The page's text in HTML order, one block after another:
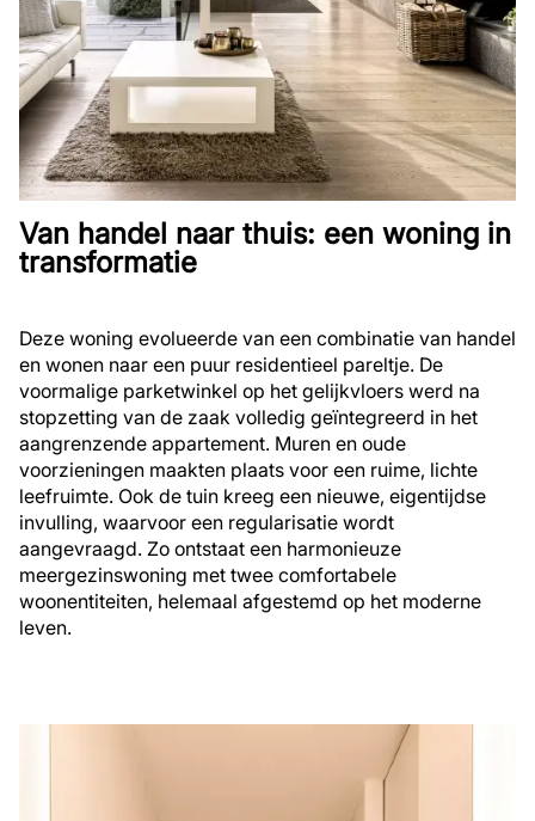
Van handel naar thuis: een woning in
transformatie
Deze woning evolueerde van een combinatie van handel
en wonen naar een puur residentieel pareltje. De
voormalige parketwinkel op het gelijkvloers werd na
stopzetting van de zaak volledig geïntegreerd in het
aangrenzende appartement. Muren en oude
voorzieningen maakten plaats voor een ruime, lichte
leefruimte. Ook de tuin kreeg een nieuwe, eigentijdse
invulling, waarvoor een regularisatie wordt
aangevraagd. Zo ontstaat een harmonieuze
meergezinswoning met twee comfortabele
woonentiteiten, helemaal afgestemd op het moderne
leven.